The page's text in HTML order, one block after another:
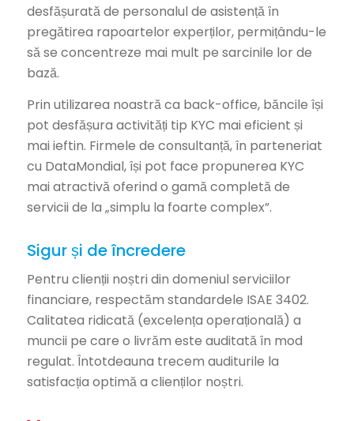
desfășurată de personalul de asistență în
pregătirea rapoartelor experților, permițându-le
să se concentreze mai mult pe sarcinile lor de
bază.
Prin utilizarea noastră ca back-office, băncile își
pot desfășura activități tip KYC mai eficient și
mai ieftin. Firmele de consultanță, în parteneriat
cu DataMondial, își pot face propunerea KYC
mai atractivă oferind o gamă completă de
servicii de la „simplu la foarte complex”.
Sigur și de încredere
Pentru clienții noștri din domeniul serviciilor
financiare, respectăm standardele ISAE 3402.
Calitatea ridicată (excelența operațională) a
muncii pe care o livrăm este auditată în mod
regulat. Întotdeauna trecem auditurile la
satisfacția optimă a clienților noștri.